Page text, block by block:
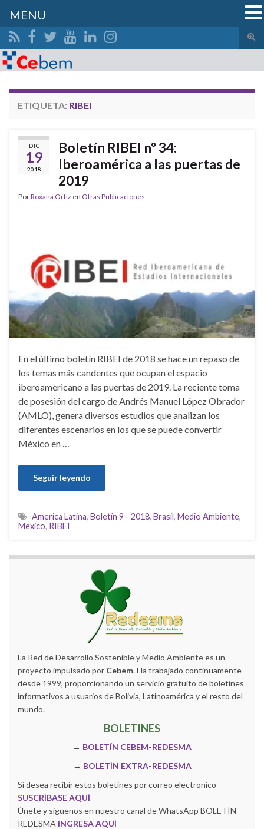
el
Search for:
ETIQUETA: RIBEI
DIC
19
2018
Boletín RIBEI nº 34:
Iberoamérica a las puertas de
2019
PorRoxana Ortiz en Otras Publicaciones
En el último boletín RIBEI de 2018 se hace un repaso de
los temas más candentes que ocupan el espacio
iberoamericano a las puertas de 2019. La reciente toma
de posesión del cargo de Andrés Manuel López Obrador
(AMLO), genera diversos estudios que analizan los
diferentes escenarios en los que se puede convertir
México en …
Seguir leyendo
America Latina, Boletín 9 - 2018, Brasil, Medio Ambiente,
Mexico, RIBEI
La Red de Desarrollo Sostenible y Medio Ambiente es un
proyecto impulsado por Cebem. Ha trabajado continuamente
desde 1999, proporcionando un servicio gratuito de boletines
informativos a usuarios de Bolivia, Latinoamérica y el resto del
mundo.
BOLETINES
→ BOLETÍN CEBEM-REDESMA
→ BOLETÍN EXTRA-REDESMA
Si desea recibir estos boletines por correo electronico
SUSCRÍBASE AQUÍ
Únete y siguenos en nuestro canal de WhatsApp BOLETÍN
REDESMA INGRESA AQUÍ
MENU